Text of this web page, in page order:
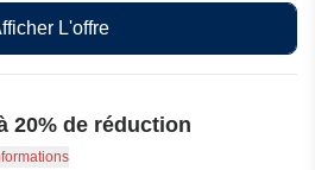
L'offre
20% de réduction
de réduction sur les abonnements
d'informations